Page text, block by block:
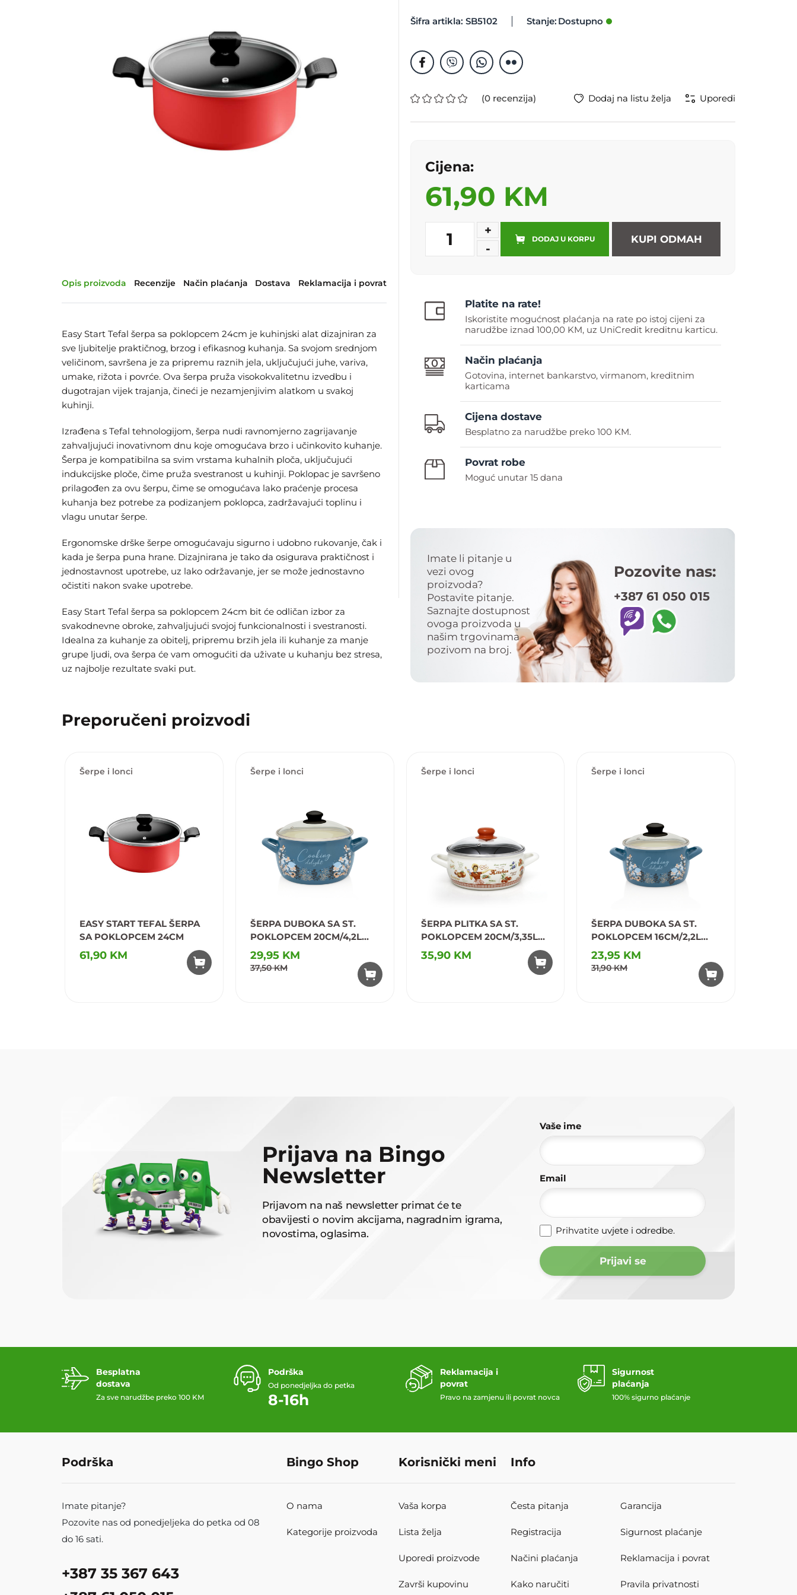
Opis proizvoda Recenzije Način plaćanja Dostava Reklamacija i povrat
Easy Start Tefal šerpa sa poklopcem 24cm je kuhinjski alat dizajniran za
sve ljubitelje praktičnog, brzog i efikasnog kuhanja. Sa svojom srednjom
veličinom, savršena je za pripremu raznih jela, uključujući juhe, variva,
umake, rižota i povrće. Ova šerpa pruža visokokvalitetnu izvedbu i
dugotrajan vijek trajanja, čineći je nezamjenjivim alatkom u svakoj
kuhinji.
Izrađena s Tefal tehnologijom, šerpa nudi ravnomjerno zagrijavanje
zahvaljujući inovativnom dnu koje omogućava brzo i učinkovito kuhanje.
Šerpa je kompatibilna sa svim vrstama kuhalnih ploča, uključujući
indukcijske ploče, čime pruža svestranost u kuhinji. Poklopac je savršeno
prilagođen za ovu šerpu, čime se omogućava lako praćenje procesa
kuhanja bez potrebe za podizanjem poklopca, zadržavajući toplinu i
vlagu unutar šerpe.
Ergonomske drške šerpe omogućavaju sigurno i udobno rukovanje, čak i
kada je šerpa puna hrane. Dizajnirana je tako da osigurava praktičnost i
jednostavnost upotrebe, uz lako održavanje, jer se može jednostavno
očistiti nakon svake upotrebe.
Easy Start Tefal šerpa sa poklopcem 24cm bit će odličan izbor za
svakodnevne obroke, zahvaljujući svojoj funkcionalnosti i svestranosti.
Idealna za kuhanje za obitelj, pripremu brzih jela ili kuhanje za manje
grupe ljudi, ova šerpa će vam omogućiti da uživate u kuhanju bez stresa,
uz najbolje rezultate svaki put.
Šifra artikla: SB5102 Stanje:
(0 recenzija) Dodaj na listu želja Uporedi
Cijena:
61,90 KM
1
+
-
DODAJ U KORPU KUPI ODMAH
Platite na rate!
Iskoristite mogućnost plaćanja na rate po istoj cijeni za
narudžbe iznad 100,00 KM, uz UniCredit kreditnu karticu.
Način plaćanja
Gotovina, internet bankarstvo, virmanom, kreditnim
karticama
Cijena dostave
Besplatno za narudžbe preko 100 KM.
Povrat robe
Moguć unutar 15 dana
Pozovite nas:
+387 61 050 015
Imate li pitanje u
vezi ovog
proizvoda?
Postavite pitanje.
Saznajte dostupnost
ovoga proizvoda u
našim trgovinama
pozivom na broj.
Preporučeni proizvodi
Šerpe i lonci
EASY START TEFAL ŠERPA
SA POKLOPCEM 24CM
61,90 KM
Šerpe i lonci
ŠERPA DUBOKA SA ST.
POKLOPCEM 20CM/4,2L
PRINC
29,95 KM
37,50 KM
Šerpe i lonci
ŠERPA PLITKA SA ST.
POKLOPCEM 20CM/3,35L
PRINC 180046/178802
35,90 KM
Šerpe i lonci
ŠERPA DUBOKA SA ST.
POKLOPCEM 16CM/2,2L
PRINC
23,95 KM
31,90 KM
Besplatna
dostava
Za sve narudžbe preko 100 KM
Podrška
Od ponedjeljka do petka
8-16h
Reklamacija i
povrat
Pravo na zamjenu ili povrat novca
Sigurnost
plaćanja
100% sigurno plaćanje
Podrška
Imate pitanje?
Pozovite nas od ponedjeljeka do petka od 08
do 16 sati.
+387 35 367 643
Bingo Shop
O nama
Kategorije proizvoda
Korisnički meni
Vaša korpa
Lista želja
Uporedi proizvode
Završi kupovinu
Info
Česta pitanja
Registracija
Načini plaćanja
Kako naručiti
Garancija
Sigurnost plaćanje
Reklamacija i povrat
Pravila privatnosti
Prijava na Bingo
Newsletter
Prijavom na naš newsletter primat će te
obavijesti o novim akcijama, nagradnim igrama,
novostima, oglasima.
Vaše ime
Email
Prihvatite uvjete i odredbe.
Prijavi se